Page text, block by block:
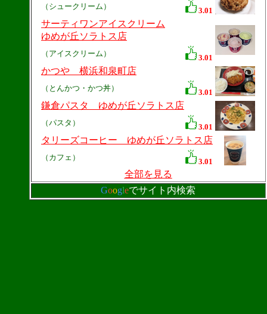
（シュークリーム） 3.01
サーティワンアイスクリーム
ゆめが丘ソラトス店
（アイスクリーム） 3.01
かつや 横浜和泉町店
（とんかつ・かつ丼） 3.01
鎌倉パスタ ゆめが丘ソラトス店
（パスタ） 3.01
タリーズコーヒー ゆめが丘ソラトス店
（カフェ） 3.01
全部を見る
Googleでサイト内検索